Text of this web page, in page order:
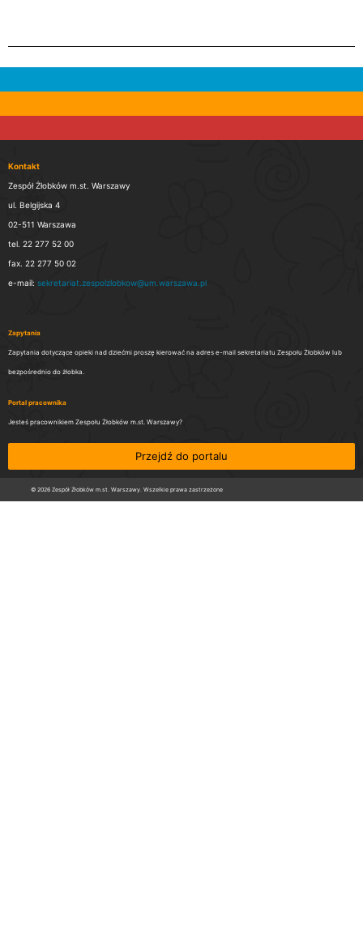
Kontakt
Zespół Żłobków m.st. Warszawy
ul. Belgijska 4
02-511 Warszawa
tel. 22 277 52 00
fax. 22 277 50 02
e-mail: sekretariat.zespolzlobkow@um.warszawa.pl
Zapytania
Zapytania dotyczące opieki nad dziećmi proszę kierować na adres e-mail sekretariatu Zespołu Żłobków lub
bezpośrednio do żłobka.
Portal pracownika
Jesteś pracownikiem Zespołu Żłobków m.st. Warszawy?
Przejdź do portalu
© 2026 Zespół Żłobków m.st. Warszawy. Wszelkie prawa zastrzeżone